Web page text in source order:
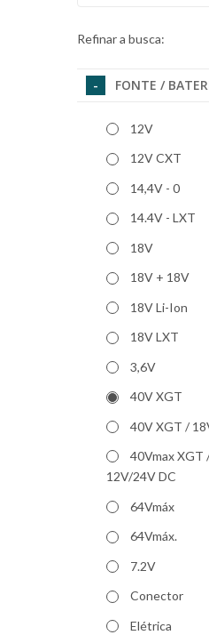
Refinar a busca:
FONTE /
12V
12V CXT
14,4V - 0
14.4V - LXT
18V
18V + 18V
18V Li-Ion
18V LXT
3,6V
40V XGT
40V XGT /
40Vmax XGT
12V/24V DC
64Vmáx
64Vmáx.
7.2V
Conector
Elétrica